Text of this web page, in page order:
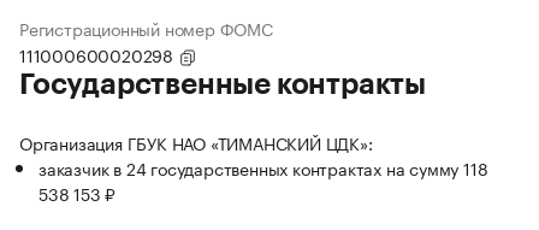
Регистрационный номер ФОМС
111000600020298
Государственные контракты
Организация ГБУК НАО «ТИМАНСКИЙ ЦДК»:
заказчик в 24 государственных контрактах на сумму 118
538 153 ₽